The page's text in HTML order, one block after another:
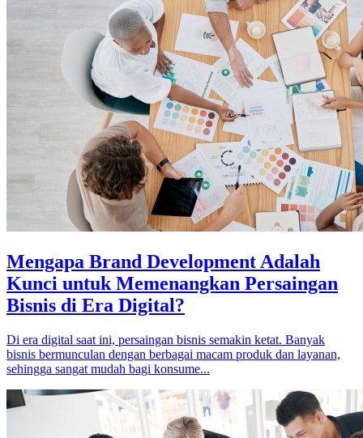
Mengapa Brand Development Adalah
Kunci untuk Memenangkan Persaingan
Bisnis di Era Digital?
Di era digital saat ini, persaingan bisnis semakin ketat. Banyak
bisnis bermunculan dengan berbagai macam produk dan layanan,
sehingga sangat mudah bagi konsume...